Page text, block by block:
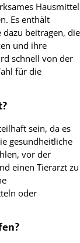
Hausmittel
Es enthält
beitragen, die
und ihre
schnell von der
für die
sein, da es
gesundheitliche
vor der
einen Tierarzt zu
oder